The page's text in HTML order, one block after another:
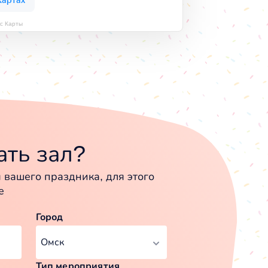
Карты
зал?
праздника, для этого
Город
Тип мероприятия